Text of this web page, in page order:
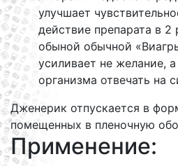
улучшает
действие препарата в
обыной обычной
усиливает не желание,
организма отвечать на
Дженерик отпускается в
помещенных в пленочную
Применение: